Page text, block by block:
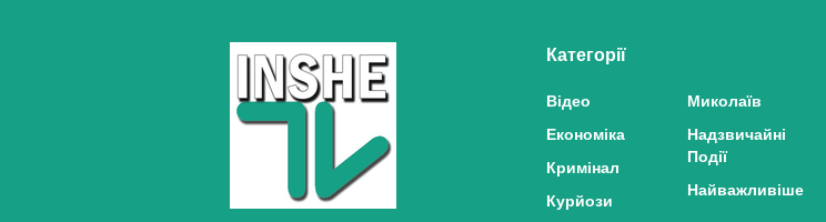
Категорії
Відео
Економіка
Кримінал
Курйози
Миколаїв
Надзвичайні
Події
Найважливіше